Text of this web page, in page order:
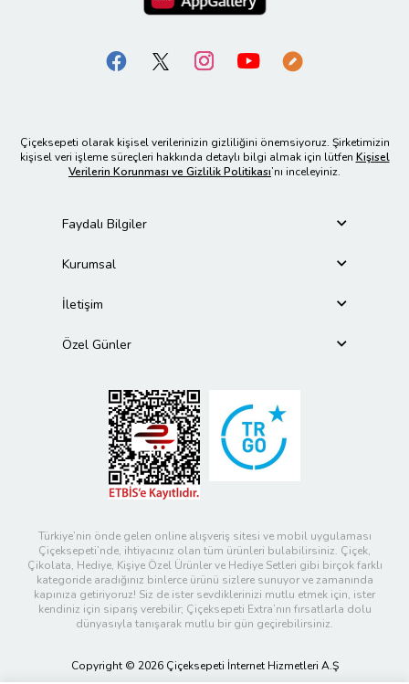
Çiçeksepeti olarak kişisel verilerinizin gizliliğini önemsiyoruz. Şirketimizin
kişisel veri işleme süreçleri hakkında detaylı bilgi almak için lütfen Kişisel
Verilerin Korunması ve Gizlilik Politikası’nı inceleyiniz.
Faydalı Bilgiler
Kurumsal
İletişim
Özel Günler
Türkiye’nin önde gelen online alışveriş sitesi ve mobil uygulaması
Çiçeksepeti’nde, ihtiyacınız olan tüm ürünleri bulabilirsiniz. Çiçek,
Çikolata, Hediye, Kişiye Özel Ürünler ve Hediye Setleri gibi birçok farklı
kategoride aradığınız binlerce ürünü sizlere sunuyor ve zamanında
kapınıza getiriyoruz! Siz de ister sevdiklerinizi mutlu etmek için, ister
kendiniz için sipariş verebilir; Çiçeksepeti Extra’nın fırsatlarla dolu
dünyasıyla tanışarak mutlu bir gün geçirebilirsiniz.
Copyright © 2026 Çiçeksepeti İnternet Hizmetleri A.Ş